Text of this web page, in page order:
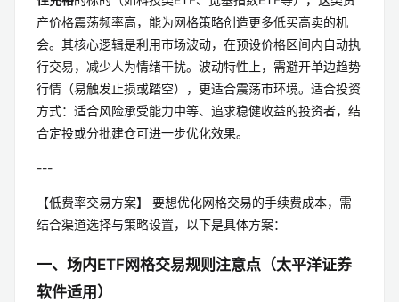
产价格震荡频率高，能为网格策略创造更多低买高卖的机
会。其核心逻辑是利用市场波动，在预设价格区间内自动执
行交易，减少人为情绪干扰。波动特性上，需避开单边趋势
行情（易触发止损或踏空），更适合震荡市环境。适合投资
方式：适合风险承受能力中等、追求稳健收益的投资者，结
合定投或分批建仓可进一步优化效果。
---
【低费率交易方案】 要想优化网格交易的手续费成本，需
结合渠道选择与策略设置，以下是具体方案：
一、场内ETF网格交易规则注意点（太平洋证券
软件适用）